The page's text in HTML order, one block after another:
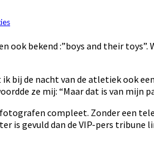
ook bekend :”boys and their
ik bij de nacht van de atletiek ook
ze mij: “Maar dat is van mijn
compleet. Zonder een
is gevuld dan de VIP-pers